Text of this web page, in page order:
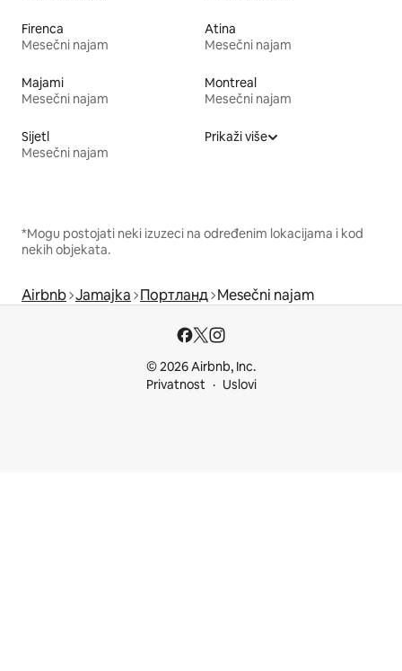
Firenca
Mesečni najam
Atina
Mesečni najam
Majami
Mesečni najam
Montreal
Mesečni najam
Sijetl
Mesečni najam
Prikaži više
*Mogu postojati neki izuzeci na određenim lokacijama i kod
nekih objekata.
Airbnb Jamajka Портланд Mesečni najam
© 2026 Airbnb, Inc.
Privatnost
Uslovi